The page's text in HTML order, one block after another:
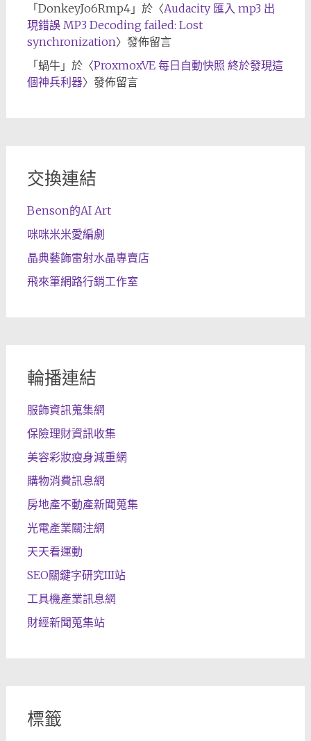
「DonkeyJo6Rmp4」於〈Audacity 匯入 mp3 出
現錯誤 MP3 Decoding failed: Lost
synchronization〉發佈留言
「蝸牛」於〈ProxmoxVE 每日自動快照 終於發現這
個神兵利器〉發佈留言
交換連結
Benson的AI Art
咪咪米米愛編劇
晶典藝飾雷射水晶專賣店
飛來筆網路行銷工作室
輪播連結
服飾資訊蒐集網
保險理財資訊收集
美容彩妝瘦身減重網
購物消費訊息網
房地產不動產新聞蒐集
光電產業關注網
天天看運動
SEO關鍵字研究III站
工具機產業訊息網
財經新聞蒐集站
標籤